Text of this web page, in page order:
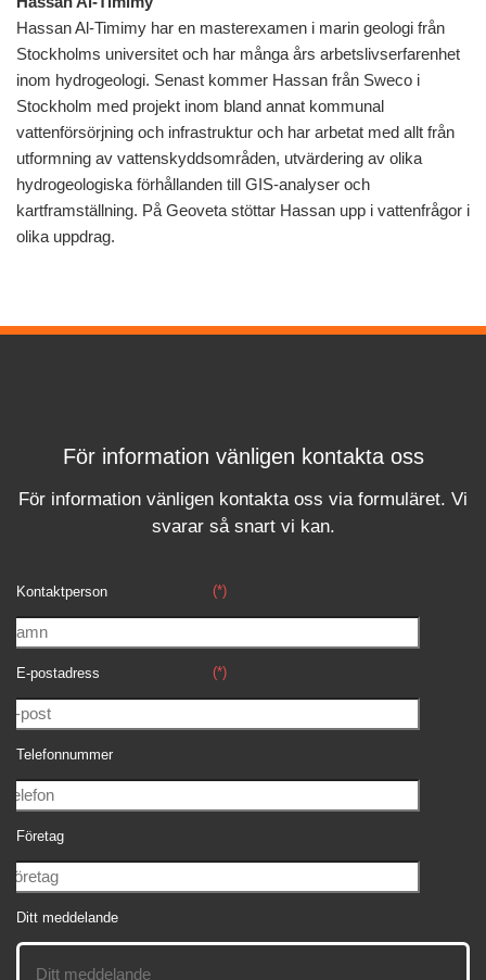
Hassan Al-Timimy har en masterexamen i marin geologi från
Stockholms universitet och har många års arbetslivserfarenhet
inom hydrogeologi. Senast kommer Hassan från Sweco i
Stockholm med projekt inom bland annat kommunal
vattenförsörjning och infrastruktur och har arbetat med allt från
utformning av vattenskyddsområden, utvärdering av olika
hydrogeologiska förhållanden till GIS-analyser och
kartframställning. På Geoveta stöttar Hassan upp i vattenfrågor i
olika uppdrag.
För information vänligen kontakta oss
För information vänligen kontakta oss via formuläret. Vi
svararså snart vi kan.
Kontaktperson (*)
E-postadress (*)
Telefonnummer
Företag
Ditt meddelande